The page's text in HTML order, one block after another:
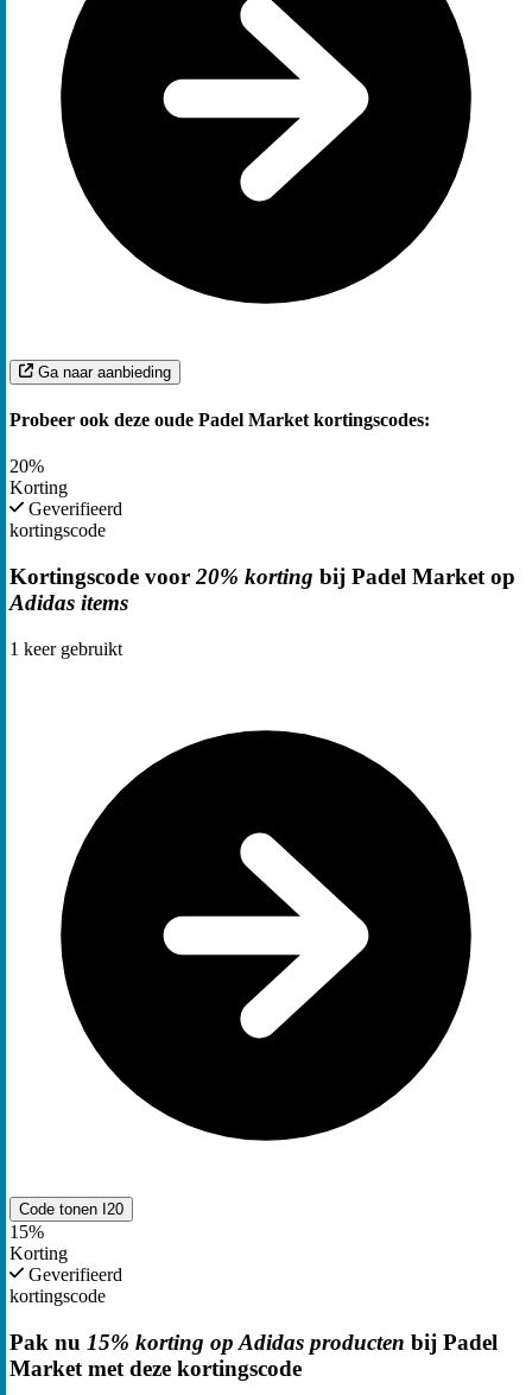
Ga naar aanbieding
Probeer ook deze oude Padel Market kortingscodes:
20%
Korting
Geverifieerd
kortingscode
Kortingscode voor 20% korting bij Padel Market op
Adidas items
1 keer gebruikt
Code tonen I20
15%
Korting
Geverifieerd
kortingscode
Pak nu 15% korting op Adidas producten bij Padel
Market met deze kortingscode